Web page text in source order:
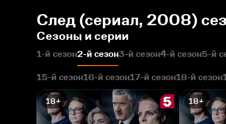
След (сериал, 2008)
Сезоны и серии
1-й сезон2-й сезон3-й сезон4-й сезон5-й
15-й сезон16-й сезон17-й сезон18-й сезон
18+ 18+